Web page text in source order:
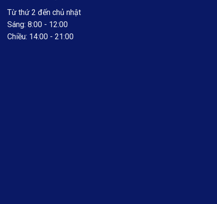
Từ thứ 2 đến chủ nhật
Sáng: 8:00 - 12:00
Chiều: 14:00 - 21:00